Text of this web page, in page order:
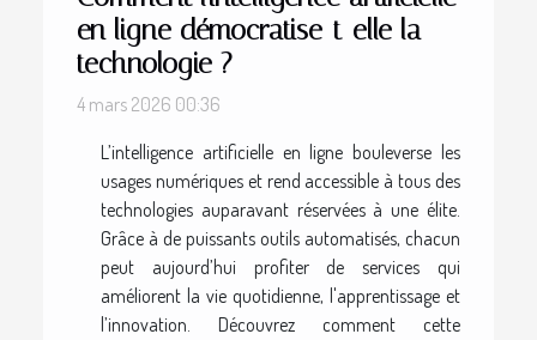
en ligne démocratise-t-elle la
technologie ?
4 mars 2026 00:36
L’intelligence artificielle en ligne bouleverse les
usages numériques et rend accessible à tous des
technologies auparavant réservées à une élite.
Grâce à de puissants outils automatisés, chacun
peut aujourd’hui profiter de services qui
améliorent la vie quotidienne, l'apprentissage et
l’innovation. Découvrez comment cette